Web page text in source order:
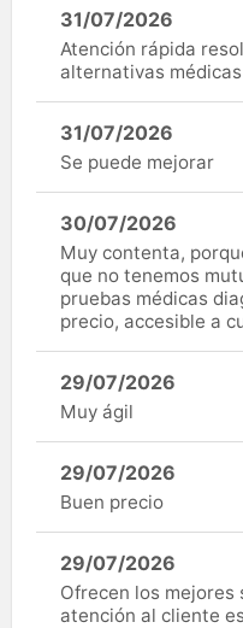
31/07/2026
Atención rápida
alternativas médicas
31/07/2026
Se puede mejorar
30/07/2026
Muy contenta,
que no tenemos
pruebas médicas
precio, accesible a
29/07/2026
Muy ágil
29/07/2026
Buen precio
29/07/2026
Ofrecen los mejores
atención al cliente